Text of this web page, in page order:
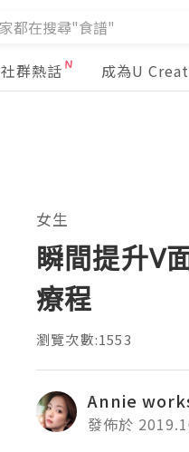
社群熱話 成為U
女生
瞬間提升V
療程
瀏覽次數:1553
Annie
發佈於